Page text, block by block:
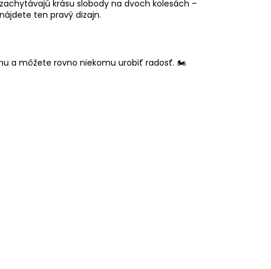
krásu slobody na dvoch kolesách –
ten pravý dizajn.
a môžete rovno niekomu urobiť radosť. 🏍️